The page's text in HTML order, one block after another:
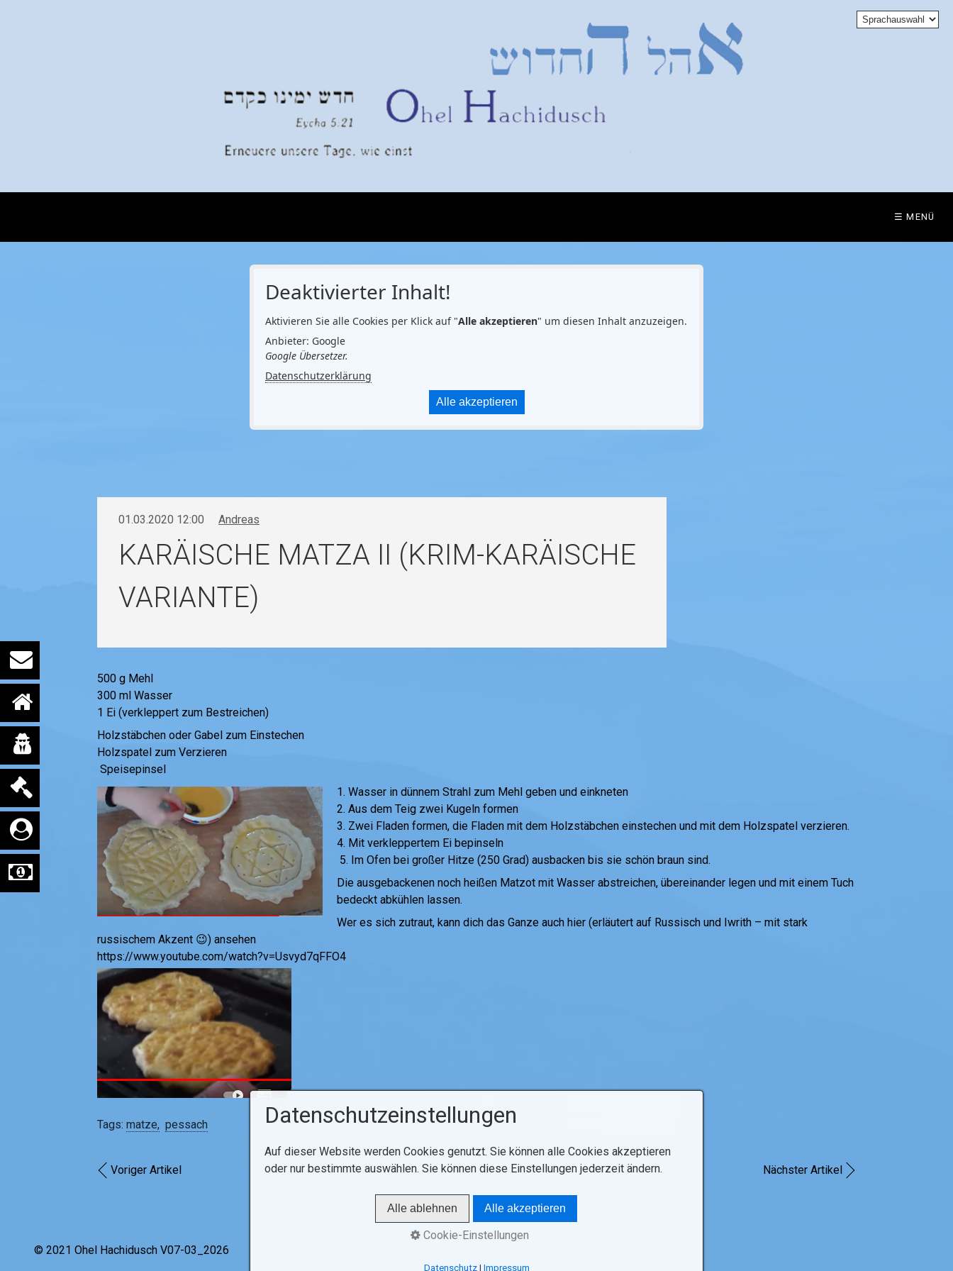
☰ MENÜ
Deaktivierter Inhalt!
Aktivieren Sie alle Cookies per Klick auf "Alle akzeptieren" um diesen Inhalt anzuzeigen.
Anbieter: Google
Google Übersetzer.
Datenschutzerklärung
Alle akzeptieren
01.03.2020 12:00 Andreas
KARÄISCHE MATZA II (KRIM-KARÄISCHE
VARIANTE)
500 g Mehl
300 ml Wasser
1 Ei (verkleppert zum Bestreichen)
Holzstäbchen oder Gabel zum Einstechen
Holzspatel zum Verzieren
Speisepinsel
1. Wasser in dünnem Strahl zum Mehl geben und einkneten
2. Aus dem Teig zwei Kugeln formen
3. Zwei Fladen formen, die Fladen mit dem Holzstäbchen einstechen und mit dem Holzspatel verzieren.
4. Mit verkleppertem Ei bepinseln
5. Im Ofen bei großer Hitze (250 Grad) ausbacken bis sie schön braun sind.
Die ausgebackenen noch heißen Matzot mit Wasser abstreichen, übereinander legen und mit einem Tuch
bedeckt abkühlen lassen.
Wer es sich zutraut, kann dich das Ganze auch hier (erläutert auf Russisch und Iwrith – mit stark
russischem Akzent 😉) ansehen
https://www.youtube.com/watch?v=Usvyd7qFFO4
Tags: matze pessach
Voriger Artikel Nächster Artikel
© 2021 Ohel Hachidusch V07-03_2026
Datenschutzeinstellungen
Auf dieser Website werden Cookies genutzt. Sie können alle Cookies akzeptieren
oder nur bestimmte auswählen. Sie können diese Einstellungen jederzeit ändern.
Alle ablehnen Alle akzeptieren
Cookie-Einstellungen
Datenschutz| Impressum